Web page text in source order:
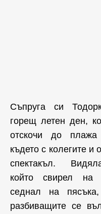
Съпруга си
горещ летен ден,
отскочи до
където с колегите и
спектакъл.
който свирел на
седнал на
разбиващите се